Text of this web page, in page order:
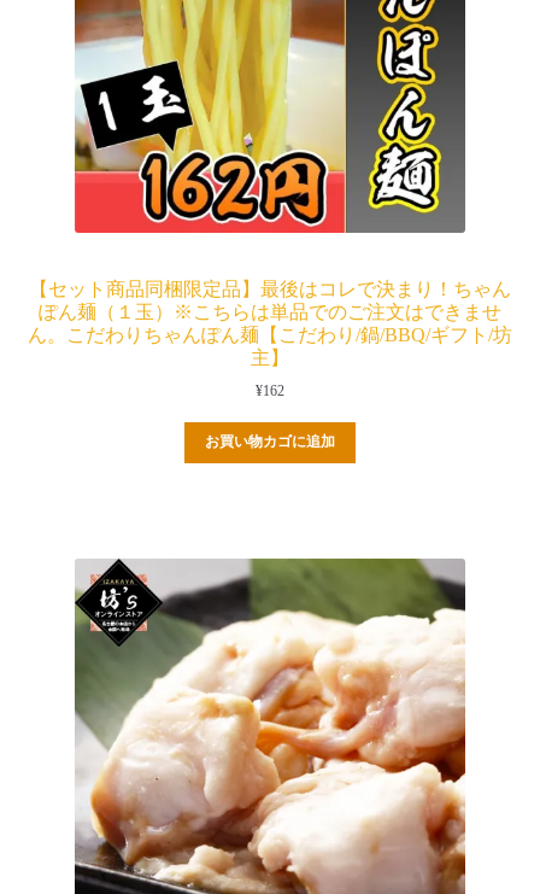
【セット商品同梱限定品】最後はコレで決まり！ちゃん
ぽん麺（１玉）※こちらは単品でのご注文はできませ
ん。こだわりちゃんぽん麺【こだわり/鍋/BBQ/ギフト/坊
主】
¥162
お買い物カゴに追加